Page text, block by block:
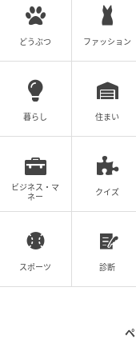
うに感動したとい
二人も大爆笑。
しくフォローし、
大切にしていた社
信頼関係で成り立
を学んだと締めく
テレビ業界の挫折
独自の映像美を追
の知られざる原点
アルコ&ピースの
どうぶつ ファッション
暮らし 住まい
ビジネス・マ
ネー
クイズ
スポーツ 診断